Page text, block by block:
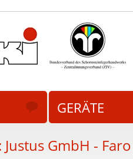
GERÄTE
Justus GmbH -